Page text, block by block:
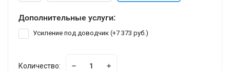
Дополнительные услуги:
Усиление под доводчик (+7 373 руб.)
Количество: